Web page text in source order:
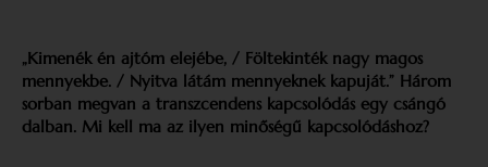
„Kimenék én ajtóm elejébe, / Föltekinték nagy magos
mennyekbe. / Nyitva látám mennyeknek kapuját.” Három
sorban megvan a transzcendens kapcsolódás egy csángó
dalban. Mi kell ma az ilyen minőségű kapcsolódáshoz?